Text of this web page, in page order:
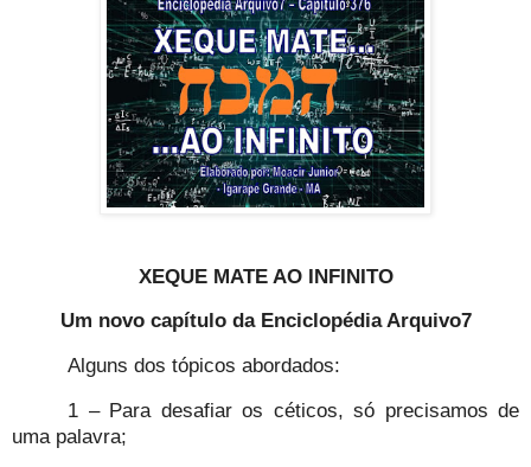
XEQUE MATE AO INFINITO
Um novo capítulo da Enciclopédia Arquivo7
Alguns dos tópicos abordados:
1 – Para desafiar os céticos, só precisamos de
uma palavra;